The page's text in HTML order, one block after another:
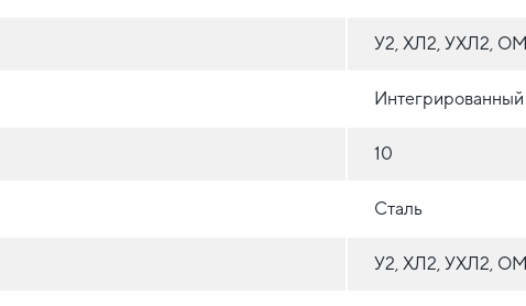
У2, ХЛ2, УХЛ2,
10
Сталь
У2, ХЛ2, УХЛ2,